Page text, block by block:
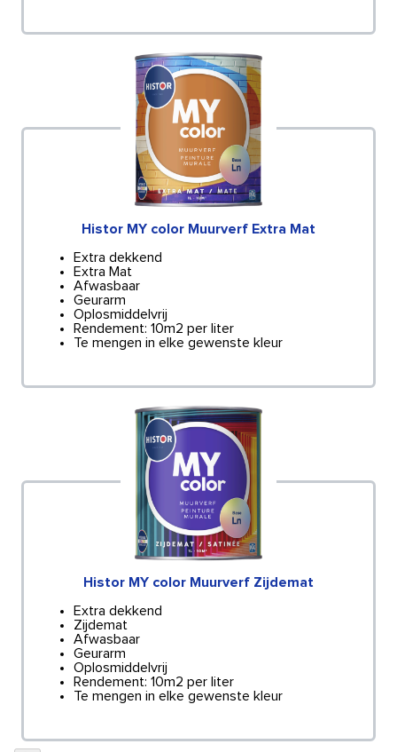
Histor MY color Muurverf Extra Mat
Extra dekkend
Extra Mat
Afwasbaar
Geurarm
Oplosmiddelvrij
Rendement: 10m2 per liter
Te mengen in elke gewenste kleur
Histor MY color Muurverf Zijdemat
Extra dekkend
Zijdemat
Afwasbaar
Geurarm
Oplosmiddelvrij
Rendement: 10m2 per liter
Te mengen in elke gewenste kleur